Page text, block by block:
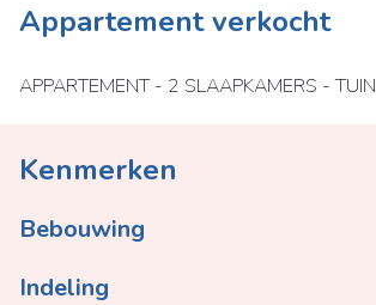
Appartement verkocht
APPARTEMENT - 2 SLAAPKAMERS - TUIN
Kenmerken
Bebouwing
Indeling